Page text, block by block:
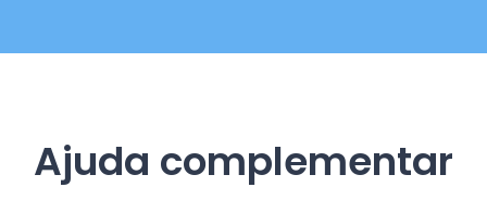
Ajuda complementar